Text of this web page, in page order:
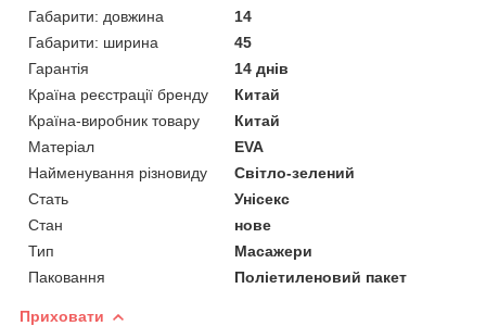
Габарити: довжина
14
Габарити: ширина
45
Гарантія
14 днів
Країна реєстрації бренду
Китай
Країна-виробник товару
Китай
Матеріал
EVA
Найменування різновиду
Світло-зелений
Стать
Унісекс
Стан
нове
Тип
Масажери
Паковання
Поліетиленовий пакет
Приховати